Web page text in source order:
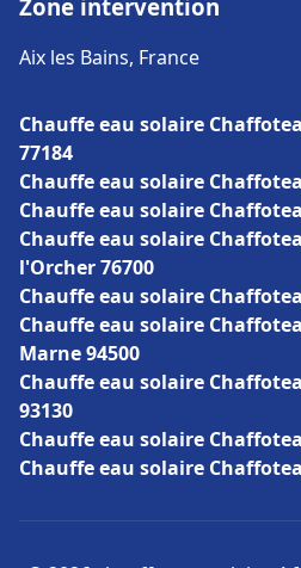
Zone intervention
Aix les Bains, France
Chauffe eau solaire
77184
Chauffe eau solaire
Chauffe eau solaire
Chauffe eau solaire
l'Orcher 76700
Chauffe eau solaire
Chauffe eau solaire
Marne 94500
Chauffe eau solaire
93130
Chauffe eau solaire
Chauffe eau solaire